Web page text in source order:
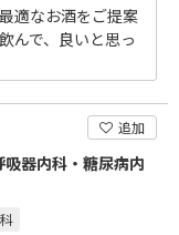
適なお酒をご提案
んで、良いと思っ
追加
器内科・糖尿病内